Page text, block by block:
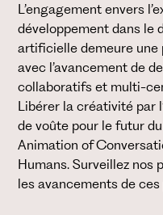
L’engagement envers
développement dans le
artificielle demeure
avec l’avancement de
collaboratifs et multi-
Libérer la créativité par
de voûte pour le futur
Animation of
Humans. Surveillez nos
les avancements de